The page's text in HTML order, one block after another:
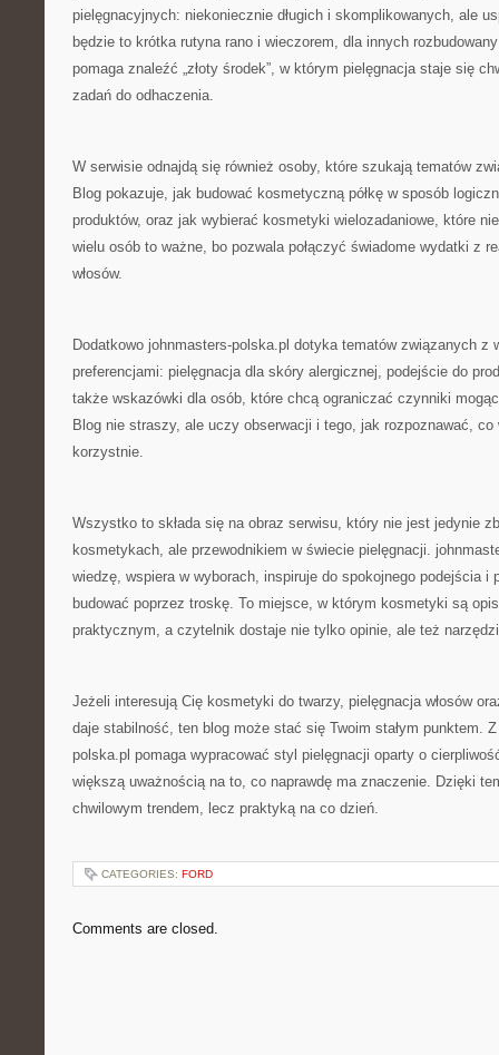
pielęgnacyjnych: niekoniecznie długich i skomplikowanych, ale
będzie to krótka rutyna rano i wieczorem, dla innych
pomaga znaleźć „złoty środek”, w którym pielęgnacja staje się
zadań do odhaczenia.
W serwisie odnajdą się również osoby, które szukają tematów
Blog pokazuje, jak budować kosmetyczną półkę w sposób
produktów, oraz jak wybierać kosmetyki wielozadaniowe, które
wielu osób to ważne, bo pozwala połączyć świadome wydatki z
włosów.
Dodatkowo johnmasters-polska.pl dotyka tematów związanych z
preferencjami: pielęgnacja dla skóry alergicznej, podejście do
także wskazówki dla osób, które chcą ograniczać czynniki
Blog nie straszy, ale uczy obserwacji i tego, jak rozpoznawać, co
korzystnie.
Wszystko to składa się na obraz serwisu, który nie jest jedynie
kosmetykach, ale przewodnikiem w świecie pielęgnacji.
wiedzę, wspiera w wyborach, inspiruje do spokojnego podejścia i
budować poprzez troskę. To miejsce, w którym kosmetyki są
praktycznym, a czytelnik dostaje nie tylko opinie, ale też
Jeżeli interesują Cię kosmetyki do twarzy, pielęgnacja włosów
daje stabilność, ten blog może stać się Twoim stałym punktem.
polska.pl pomaga wypracować styl pielęgnacji oparty o
większą uważnością na to, co naprawdę ma znaczenie. Dzięki
chwilowym trendem, lecz praktyką na co dzień.
CATEGORIES: FORD
Comments are closed.